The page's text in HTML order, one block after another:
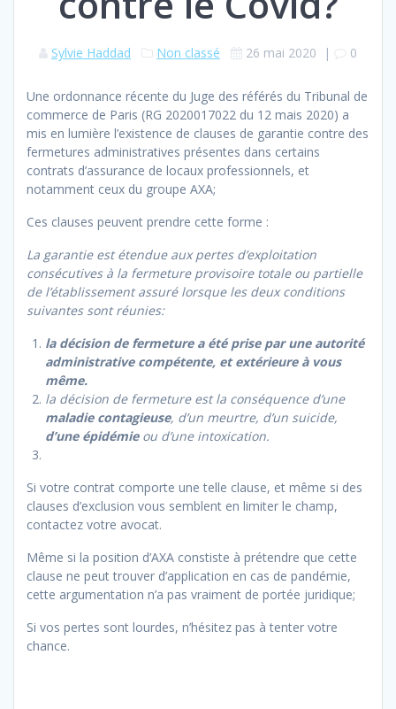
Sylvie Haddad Non classé 26 mai 2020 | 0
Une ordonnance récente du Juge des référés du Tribunal de
commerce de Paris (RG 2020017022 du 12 mais 2020) a
mis en lumière l’existence de clauses de garantie contre des
fermetures administratives présentes dans certains
contrats d’assurance de locaux professionnels, et
notamment ceux du groupe AXA;
Ces clauses peuvent prendre cette forme :
La garantie est étendue aux pertes d’exploitation
consécutives à la fermeture provisoire totale ou partielle
de l’établissement assuré lorsque les deux conditions
suivantes sont réunies:
la décision de fermeture a été prise par une autorité
administrative compétente, et extérieure à vous
même.
la décision de fermeture est la conséquence d’une
maladie contagieuse, d’un meurtre, d’un suicide,
d’une épidémieou d’une intoxication.
Si votre contrat comporte une telle clause, et même si des
clauses d’exclusion vous semblent en limiter le champ,
contactez votre avocat.
Même si la position d’AXA constiste à prétendre que cette
clause ne peut trouver d’application en cas de pandémie,
cette argumentation n’a pas vraiment de portée juridique;
Si vos pertes sont lourdes, n’hésitez pas à tenter votre
chance.